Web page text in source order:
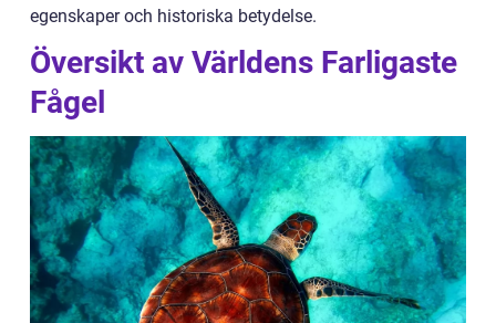
egenskaper och historiska betydelse.
Översikt av Världens Farligaste
Fågel